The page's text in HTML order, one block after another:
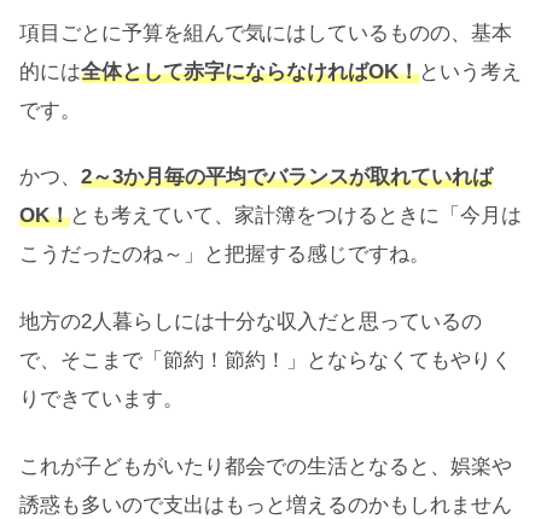
項目ごとに予算を組んで気にはしているものの、基本
的には全体として赤字にならなければOK！という考え
です。
かつ、 2～3か月毎の平均でバランスが取れていれば
OK！とも考えていて、家計簿をつけるときに「今月は
こうだったのね～」と把握する感じですね。
地方の2人暮らしには十分な収入だと思っているの
で、そこまで「節約！節約！」とならなくてもやりく
りできています。
これが子どもがいたり都会での生活となると、娯楽や
誘惑も多いので支出はもっと増えるのかもしれません